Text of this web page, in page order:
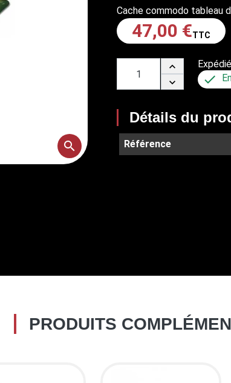
ECLAIRAGE ARRIERE (44)
CLIGNOTANT (135)
FAISCEAUX (47)
COMMODO ET INTERRUPTEUR (48)
DIVERS ELECTRICITE (134)
TRAIN ROULANT
DIRECTION (60)
ROULEMENT, BRAS ET ROUE (61)
search
Cache commodo tableau
47,00 €TTC



Détails du
Référence
PRODUITS